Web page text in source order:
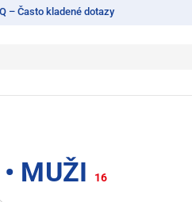
– Často kladené dotazy
MUŽI 16